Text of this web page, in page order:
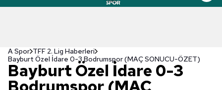
A Spor TFF 2. Lig Haberleri
Bayburt Özel İdare 0-3 Bodrumspor (MAÇ SONUCU-ÖZET)
Bayburt Özel İdare 0-3